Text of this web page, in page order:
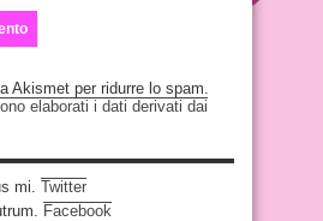
Akismet per ridurre lo spam.
elaborati i dati derivati dai
mi. Twitter
Facebook